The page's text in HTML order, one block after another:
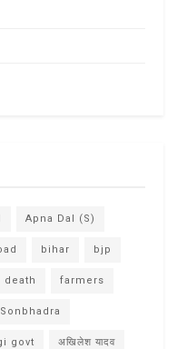
Apna Dal (S)
bihar bjp
death farmers
Sonbhadra
govt अखिलेश यादव